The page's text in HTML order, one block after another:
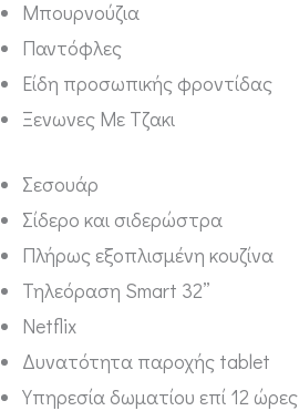
Μπουρνούζια
Παντόφλες
Είδη προσωπικής φροντίδας
Ξενωνες Με Τζακι
Σεσουάρ
Σίδερο και σιδερώστρα
Πλήρως εξοπλισμένη κουζίνα
Τηλεόραση Smart 32”
Netflix
Δυνατότητα παροχής tablet
Υπηρεσία δωματίου επί 12 ώρες